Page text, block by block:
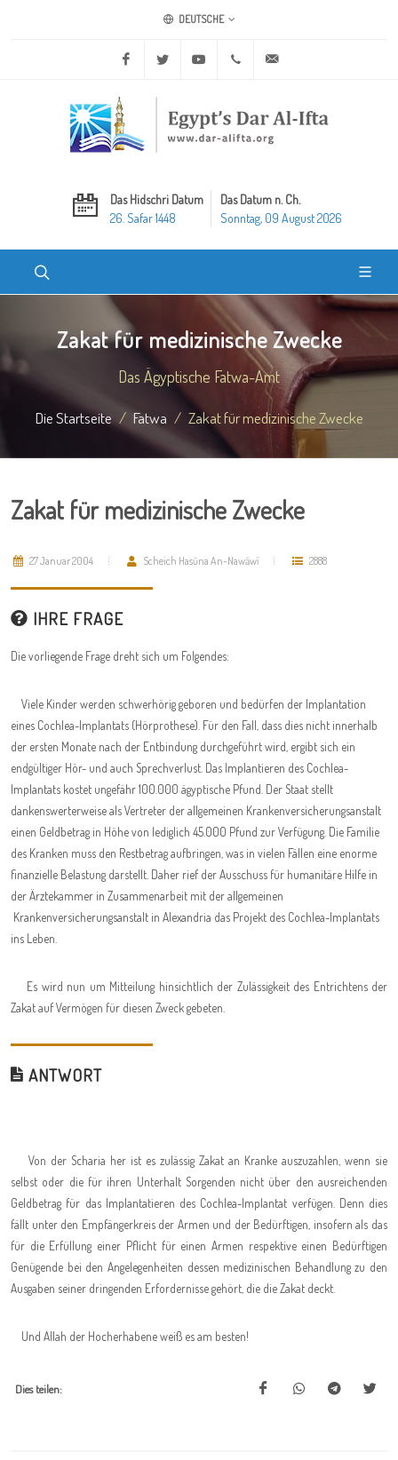
DEUTSCHE
Facebook Twitter Youtube +20 2 25970400
Das Hidschri Datum
26. Safar 1448
Das Datum n. Ch.
Sonntag, 09 August 2026
Zakat für medizinische Zwecke
Das Ägyptische Fatwa-Amt
Die Startseite Fatwa Zakat für medizinische Zwecke
Zakat für medizinische Zwecke
27 Januar 2004 Scheich Hasūna An-Nawāwī 2888
IHRE FRAGE
Die vorliegende Frage dreht sich um Folgendes:
Viele Kinder werden schwerhörig geboren und bedürfen der Implantation
eines Cochlea-Implantats (Hörprothese). Für den Fall, dass dies nicht innerhalb
der ersten Monate nach der Entbindung durchgeführt wird, ergibt sich ein
endgültiger Hör- und auch Sprechverlust. Das Implantieren des Cochlea-
Implantats kostet ungefähr 100.000 ägyptische Pfund. Der Staat stellt
dankenswerterweise als Vertreter der allgemeinen Krankenversicherungsanstalt
einen Geldbetrag in Höhe von lediglich 45.000 Pfund zur Verfügung. Die Familie
des Kranken muss den Restbetrag aufbringen, was in vielen Fällen eine enorme
finanzielle Belastung darstellt. Daher rief der Ausschuss für humanitäre Hilfe in
der Ärztekammer in Zusammenarbeit mit der allgemeinen
Krankenversicherungsanstalt in Alexandria das Projekt des Cochlea-Implantats
ins Leben.
Es wird nun um Mitteilung hinsichtlich der Zulässigkeit des Entrichtens der
Zakat auf Vermögen für diesen Zweck gebeten.
ANTWORT
Von der Scharia her ist es zulässig Zakat an Kranke auszuzahlen, wenn sie
selbst oder die für ihren Unterhalt Sorgenden nicht über den ausreichenden
Geldbetrag für das Implantatieren des Cochlea-Implantat verfügen. Denn dies
fällt unter den Empfängerkreis der Armen und der Bedürftigen, insofern als das
für die Erfüllung einer Pflicht für einen Armen respektive einen Bedürftigen
Genügende bei den Angelegenheiten dessen medizinischen Behandlung zu den
Ausgaben seiner dringenden Erfordernisse gehört, die die Zakat deckt.
Und Allah der Hocherhabene weiß es am besten!
Dies teilen: